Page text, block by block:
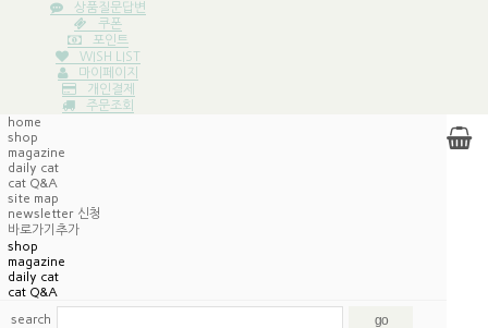
상품질문답변
쿠폰
포인트
WISH LIST
마이페이지
개인결제
주문조회
home
shop
magazine
daily cat
cat Q&A
site map
newsletter 신청
바로가기추가
shop
magazine
daily cat
cat Q&A
search